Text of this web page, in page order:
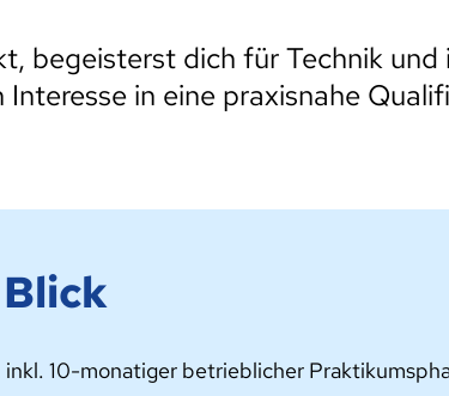
begeisterst dich für Technik
in eine praxisnahe
10-monatiger betrieblicher